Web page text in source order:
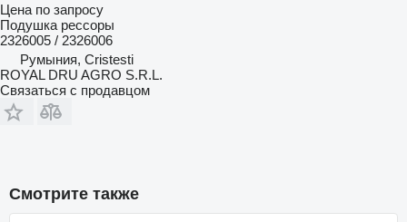
Цена по запросу
Подушка рессоры
2326005 / 2326006
Румыния, Cristesti
ROYAL DRU AGRO S.R.L.
Связаться с продавцом
Смотрите также